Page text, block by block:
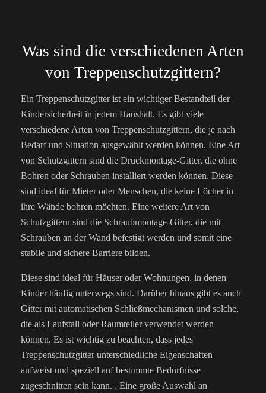
Was sind die verschiedenen Arten
von Treppenschutzgittern?
Ein Treppenschutzgitter ist ein wichtiger Bestandteil der
Kindersicherheit in jedem Haushalt. Es gibt viele
verschiedene Arten von Treppenschutzgittern, die je nach
Bedarf und Situation ausgewählt werden können. Eine Art
von Schutzgittern sind die Druckmontage-Gitter, die ohne
Bohren oder Schrauben installiert werden können. Diese
sind ideal für Mieter oder Menschen, die keine Löcher in
ihre Wände bohren möchten. Eine weitere Art von
Schutzgittern sind die Schraubmontage-Gitter, die mit
Schrauben an der Wand befestigt werden und somit eine
stabile und sichere Barriere bilden.
Diese sind ideal für Häuser oder Wohnungen, in denen
Kinder häufig unterwegs sind. Darüber hinaus gibt es auch
Gitter mit automatischen Schließmechanismen und solche,
die als Laufstall oder Raumteiler verwendet werden
können. Es ist wichtig zu beachten, dass jedes
Treppenschutzgitter unterschiedliche Eigenschaften
aufweist und speziell auf bestimmte Bedürfnisse
zugeschnitten sein kann. . Eine große Auswahl an